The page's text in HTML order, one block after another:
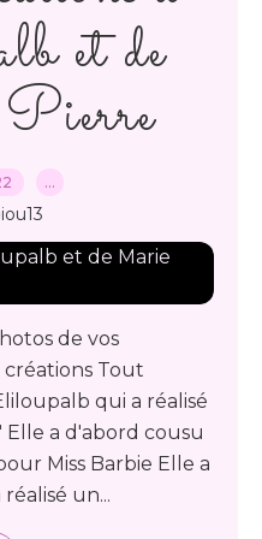
et de
…
de vos
créations Tout
qui a réalisé
Elle a d'abord cousu
Miss Barbie Elle a
un...